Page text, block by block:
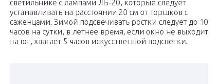
светильнике с лампами ЛБ-20, которые следует
устанавливать на расстоянии 20 см от горшков с
саженцами. Зимой подсвечивать ростки следует до 10
часов на сутки, в летнее время, если окно не выходит
на юг, хватает 5 часов искусственной подсветки.